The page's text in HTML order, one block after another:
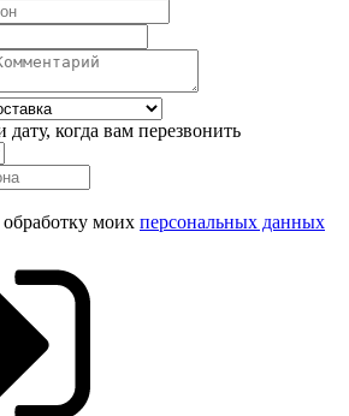
когда вам перезвонить
моих персональных данных